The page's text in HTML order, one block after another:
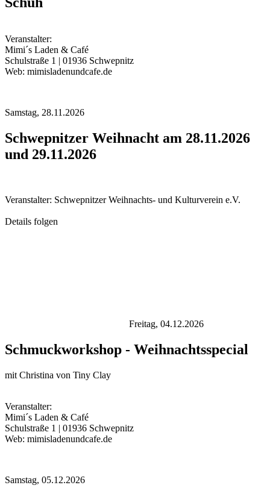
Veranstalter:
Mimi´s Laden & Café
Schulstraße 1 | 01936 Schwepnitz
Web: mimisladenundcafe.de
Samstag, 28.11.2026
Schwepnitzer Weihnacht am 28.11.2026
und 29.11.2026
Veranstalter: Schwepnitzer Weihnachts- und Kulturverein e.V.
Details folgen
Freitag, 04.12.2026
Schmuckworkshop - Weihnachtsspecial
mit Christina von Tiny Clay
Veranstalter:
Mimi´s Laden & Café
Schulstraße 1 | 01936 Schwepnitz
Web: mimisladenundcafe.de
Samstag, 05.12.2026